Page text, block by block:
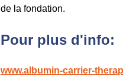
de la fondation.
Pour plus d'info:
www.albumin-carrier-